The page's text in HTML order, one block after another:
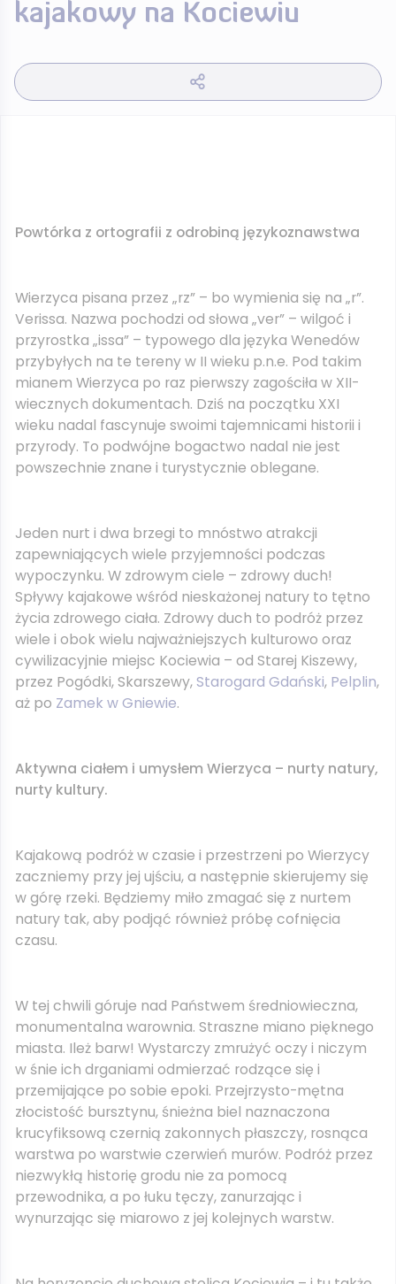
kajakowy na Kociewiu
Powtórka z ortografii z odrobiną językoznawstwa
Wierzyca pisana przez „rz” – bo wymienia się na „r”.
Verissa. Nazwa pochodzi od słowa „ver” – wilgoć i
przyrostka „issa” – typowego dla języka Wenedów
przybyłych na te tereny w II wieku p.n.e. Pod takim
mianem Wierzyca po raz pierwszy zagościła w XII-
wiecznych dokumentach. Dziś na początku XXI
wieku nadal fascynuje swoimi tajemnicami historii i
przyrody. To podwójne bogactwo nadal nie jest
powszechnie znane i turystycznie oblegane.
Jeden nurt i dwa brzegi to mnóstwo atrakcji
zapewniających wiele przyjemności podczas
wypoczynku. W zdrowym ciele – zdrowy duch!
Spływy kajakowe wśród nieskażonej natury to tętno
życia zdrowego ciała. Zdrowy duch to podróż przez
wiele i obok wielu najważniejszych kulturowo oraz
cywilizacyjnie miejsc Kociewia – od Starej Kiszewy,
przez Pogódki, Skarszewy, Starogard Gdański, Pelplin,
aż po Zamek w Gniewie.
Aktywna ciałem i umysłem Wierzyca – nurty natury,
nurty kultury.
Kajakową podróż w czasie i przestrzeni po Wierzycy
zaczniemy przy jej ujściu, a następnie skierujemy się
w górę rzeki. Będziemy miło zmagać się z nurtem
natury tak, aby podjąć również próbę cofnięcia
czasu.
W tej chwili góruje nad Państwem średniowieczna,
monumentalna warownia. Straszne miano pięknego
miasta. Ileż barw! Wystarczy zmrużyć oczy i niczym
w śnie ich drganiami odmierzać rodzące się i
przemijające po sobie epoki. Przejrzysto-mętna
złocistość bursztynu, śnieżna biel naznaczona
krucyfiksową czernią zakonnych płaszczy, rosnąca
warstwa po warstwie czerwień murów. Podróż przez
niezwykłą historię grodu nie za pomocą
przewodnika, a po łuku tęczy, zanurzając i
wynurzając się miarowo z jej kolejnych warstw.